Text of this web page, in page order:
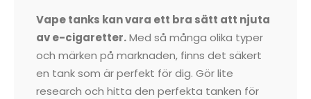
Vape tanks kan vara ett bra sätt att njuta
av e-cigaretter.Med så många olika typer
och märken på marknaden, finns det säkert
en tank som är perfekt för dig. Gör lite
research och hitta den perfekta tanken för